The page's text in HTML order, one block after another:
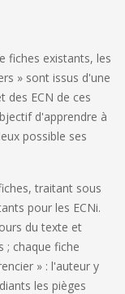
fiches existants, les
» sont issus d'une
des ECN de ces
d'apprendre à
possible ses
traitant sous
pour les ECNi.
du texte et
; chaque fiche
» : l'auteur y
les pièges